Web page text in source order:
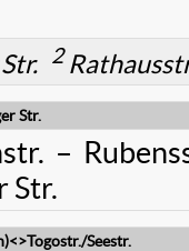
2
Str.
–
Str.
Seestr.